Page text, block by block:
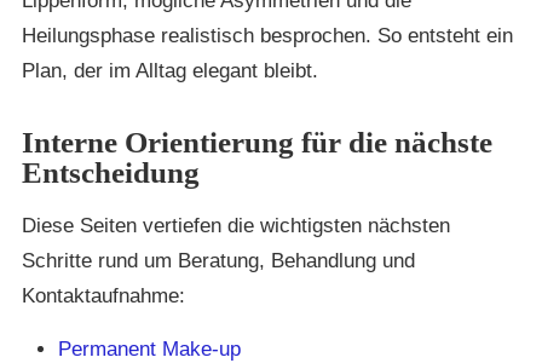
Heilungsphase realistisch besprochen. So entsteht ein
Plan, der im Alltag elegant bleibt.
Interne Orientierung für die nächste
Entscheidung
Diese Seiten vertiefen die wichtigsten nächsten
Schritte rund um Beratung, Behandlung und
Kontaktaufnahme:
Permanent Make-up